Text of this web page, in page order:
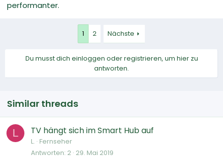
performanter.
1 2 Nächste
Du musst dich einloggen oder registrieren, um hier zu
antworten.
Similar threads
L TV hängt sich im Smart Hub auf
L. Fernseher
Antworten 2 29. Mai 2019